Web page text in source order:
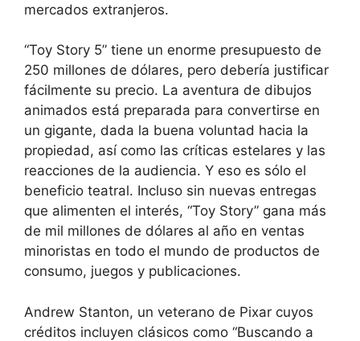
mercados extranjeros.
“Toy Story 5” tiene un enorme presupuesto de
250 millones de dólares, pero debería justificar
fácilmente su precio. La aventura de dibujos
animados está preparada para convertirse en
un gigante, dada la buena voluntad hacia la
propiedad, así como las críticas estelares y las
reacciones de la audiencia. Y eso es sólo el
beneficio teatral. Incluso sin nuevas entregas
que alimenten el interés, “Toy Story” gana más
de mil millones de dólares al año en ventas
minoristas en todo el mundo de productos de
consumo, juegos y publicaciones.
Andrew Stanton, un veterano de Pixar cuyos
créditos incluyen clásicos como “Buscando a